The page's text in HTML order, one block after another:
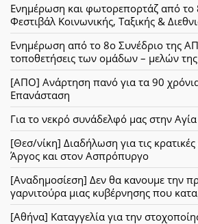
Ενημέρωση και φωτορεπορτάζ από το
Φεστιβάλ Κοινωνικής, Ταξικής &
Ενημέρωση από το 8ο Συνέδριο της
τοποθετήσεις των ομάδων – μελών της
[ΑΠΟ] Ανάρτηση πανό για τα 90
Επανάσταση
Για το νεκρό συνάδελφό μας στην
[Θεσ/νίκη] Διαδήλωση για τις
Άργος και στον Ασπρόπυργο
[Αναδημοσίεση] Δεν θα κανουμε την
γαρνιτούρα μιας κυβέρνησης που
[Αθήνα] Καταγγελία για την